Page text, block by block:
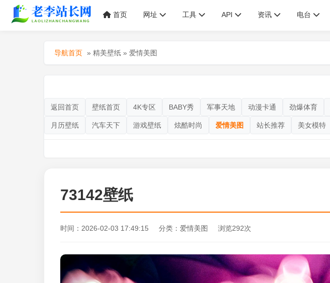
首页 网址 工具 API 资讯 电台
导航首页 » 精美壁纸 » 爱情美图
返回首页 壁纸首页 4K专区 BABY秀 军事天地 动漫卡通 劲爆体育
月历壁纸 汽车天下 游戏壁纸 炫酷时尚 爱情美图 站长推荐 美女模特
73142壁纸
时间：2026-02-03 17:49:15 分类：爱情美图 浏览292次